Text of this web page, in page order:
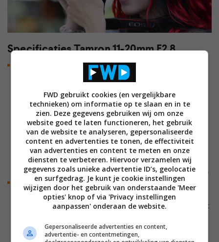
Specificaties Tamron 11-20mm F2.8
Ultragroothoekzoom met groot diafragma
De 11-20mm F2.8 (effectief 17,6-32mm vanwege 1.6x
architectuur vast te leggen met het dynamische
perspectief dat uniek is voor ultragroothoekobjectieven.
Het objectief is ook zeer geschikt voor groepsfoto’s
binnenshuis en vastgoedfotografie dankzij de brede
brandpuntsafstanden. Bij 20mm is het perfect voor
alledaagse snapshots, met een natuurlijk gezichtsveld en
een zacht, fraaie bokeh dankzij het grote F2.8 diafragma.
Compact en lichtgewicht
De 11-20mm F2.8 is speciaal ontworpen voor APS-C
mirrorless camera’s en heeft een compact en lichtgewicht
gewicht van 340 gram is fotograferen comfortabel en
FWD gebruikt cookies (en vergelijkbare
technieken) om informatie op te slaan en in te
zien. Deze gegevens gebruiken wij om onze
website goed te laten functioneren, het gebruik
van de website te analyseren, gepersonaliseerde
content en advertenties te tonen, de effectiviteit
van advertenties en content te meten en onze
diensten te verbeteren. Hiervoor verzamelen wij
gegevens zoals unieke advertentie ID’s, geolocatie
en surfgedrag. Je kunt je cookie instellingen
wijzigen door het gebruik van onderstaande 'Meer
opties' knop of via 'Privacy instellingen
aanpassen' onderaan de website.
Gepersonaliseerde advertenties en content,
advertentie- en contentmetingen,